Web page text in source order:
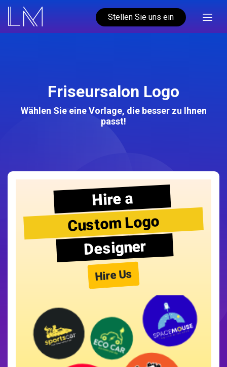
Stellen Sie uns ein
Friseursalon Logo
Wählen Sie eine Vorlage, die besser zu Ihnen
passt!
Hire a
Custom Logo
Designer
Hire Us